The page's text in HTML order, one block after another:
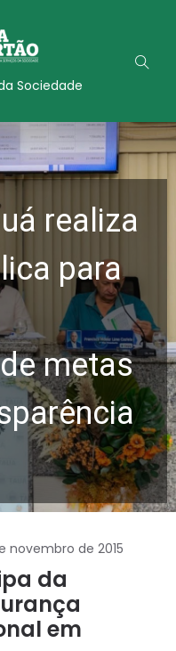
Sociedade
realiza
para
metas
novembro de 2015
da
em